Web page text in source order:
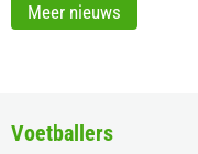
Meer nieuws
Voetballers